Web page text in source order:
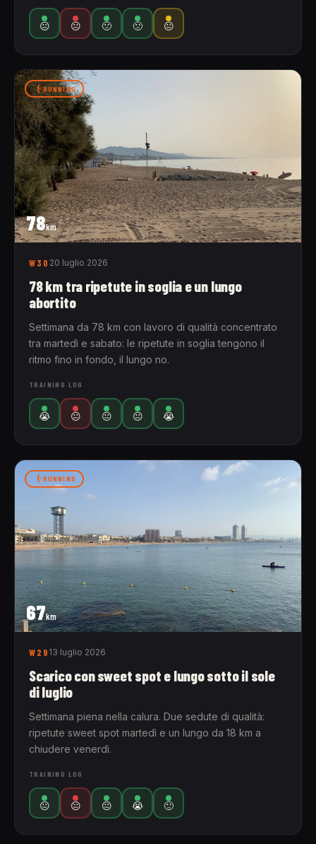
😐 😐 🙁 🙁 😐
78km
RUNNING
W30 20 luglio 2026
78 km tra ripetute in soglia e un lungo
abortito
Settimana da 78 km con lavoro di qualità concentrato
tra martedì e sabato: le ripetute in soglia tengono il
ritmo fino in fondo, il lungo no.
TRAINING LOG
😭 😐 😐 😐 😭
67km
RUNNING
W29 13 luglio 2026
Scarico con sweet spot e lungo sotto il sole
di luglio
Settimana piena nella calura. Due sedute di qualità:
ripetute sweet spot martedì e un lungo da 18 km a
chiudere venerdì.
TRAINING LOG
😐 😐 😐 😭 🙂